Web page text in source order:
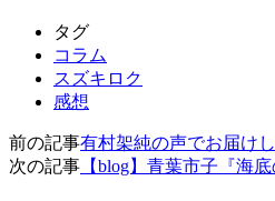
タグ
コラム
スズキロク
感想
前の記事有村架純の声でお届け
次の記事 【blog】青葉市子『海